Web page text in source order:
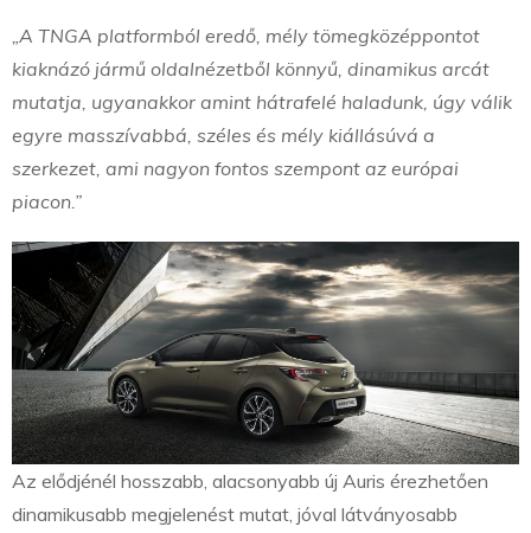
„A TNGA platformból eredő, mély tömegközéppontot
kiaknázó jármű oldalnézetből könnyű, dinamikus arcát
mutatja, ugyanakkor amint hátrafelé haladunk, úgy válik
egyre masszívabbá, széles és mély kiállásúvá a
szerkezet, ami nagyon fontos szempont az európai
piacon.”
Az elődjénél hosszabb, alacsonyabb új Auris érezhetően
dinamikusabb megjelenést mutat, jóval látványosabb